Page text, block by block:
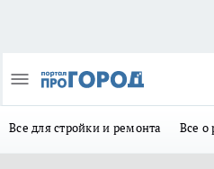
Все для стройки и ремонта Все о